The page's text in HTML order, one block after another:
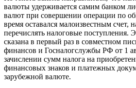
валюты удерживается самим банком
валют при совершении операции по
время оставался малоизвестным счет,
перечислять налоговые поступления.
сказана в первый раз в совместном
финансов и Госналогслужбы РФ от 1
зачислении сумм налога на
финансовых знаков и платежных
зарубежной валюте.